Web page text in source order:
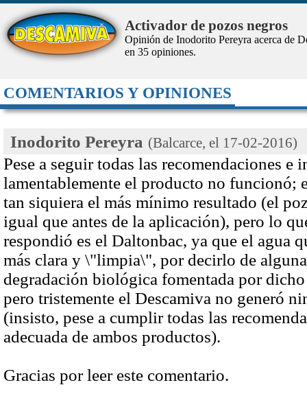
COMENTARIOS Y OPINIONES
Activador de pozos negros
Opinión de Inodorito Pereyra acerca de
en 35 opiniones.
Inodorito Pereyra (Balcarce, el 17-02-2016)
Pese a seguir todas las recomendaciones e
lamentablemente el producto no funcionó;
tan siquiera el más mínimo resultado (el
igual que antes de la aplicación), pero lo
respondió es el Daltonbac, ya que el agua
más clara y \"limpia\", por decirlo de
degradación biológica fomentada por
pero tristemente el Descamiva no generó
(insisto, pese a cumplir todas las
adecuada de ambos productos).
Gracias por leer este comentario.